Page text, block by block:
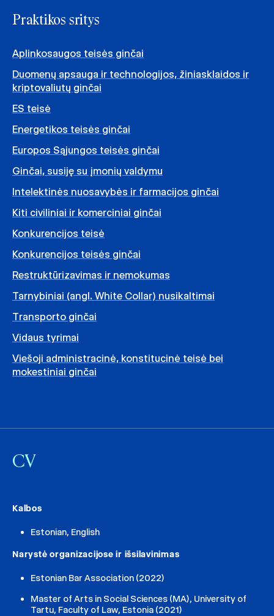
Praktikos sritys
Aplinkosaugos teisės ginčai
Duomenų apsauga ir technologijos, žiniasklaidos ir
kriptovaliutų ginčai
ES teisė
Energetikos teisės ginčai
Europos Sąjungos teisės ginčai
Ginčai, susiję su įmonių valdymu
Intelektinės nuosavybės ir farmacijos ginčai
Kiti civiliniai ir komerciniai ginčai
Konkurencijos teisė
Konkurencijos teisės ginčai
Restruktūrizavimas ir nemokumas
Tarnybiniai (angl. White Collar) nusikaltimai
Transporto ginčai
Vidaus tyrimai
Viešoji administracinė, konstitucinė teisė bei
mokestiniai ginčai
CV
Kalbos
Estonian, English
Narystė organizacijose ir išsilavinimas
Estonian Bar Association (2022)
Master of Arts in Social Sciences (MA), University of
Tartu, Faculty of Law, Estonia (2021)